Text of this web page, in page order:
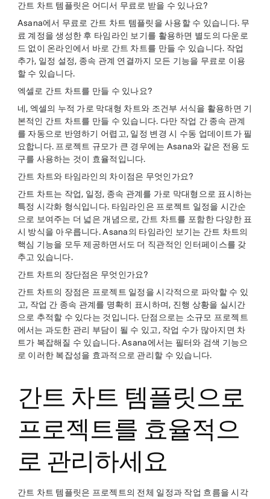
간트 차트 템플릿은 어디서 무료로 받을 수 있나요?
Asana에서 무료로 간트 차트 템플릿을 사용할 수 있습니다. 무
료 계정을 생성한 후 타임라인 보기를 활용하면 별도의 다운로
드 없이 온라인에서 바로 간트 차트를 만들 수 있습니다. 작업
추가, 일정 설정, 종속 관계 연결까지 모든 기능을 무료로 이용
할 수 있습니다.
엑셀로 간트 차트를 만들 수 있나요?
네, 엑셀의 누적 가로 막대형 차트와 조건부 서식을 활용하면 기
본적인 간트 차트를 만들 수 있습니다. 다만 작업 간 종속 관계
를 자동으로 반영하기 어렵고, 일정 변경 시 수동 업데이트가 필
요합니다. 프로젝트 규모가 큰 경우에는 Asana와 같은 전용 도
구를 사용하는 것이 효율적입니다.
간트 차트와 타임라인의 차이점은 무엇인가요?
간트 차트는 작업, 일정, 종속 관계를 가로 막대형으로 표시하는
특정 시각화 형식입니다. 타임라인은 프로젝트 일정을 시간순
으로 보여주는 더 넓은 개념으로, 간트 차트를 포함한 다양한 표
시 방식을 아우릅니다. Asana의 타임라인 보기는 간트 차트의
핵심 기능을 모두 제공하면서도 더 직관적인 인터페이스를 갖
추고 있습니다.
간트 차트의 장단점은 무엇인가요?
간트 차트의 장점은 프로젝트 일정을 시각적으로 파악할 수 있
고, 작업 간 종속 관계를 명확히 표시하며, 진행 상황을 실시간
으로 추적할 수 있다는 것입니다. 단점으로는 소규모 프로젝트
에서는 과도한 관리 부담이 될 수 있고, 작업 수가 많아지면 차
트가 복잡해질 수 있습니다. Asana에서는 필터와 검색 기능으
로 이러한 복잡성을 효과적으로 관리할 수 있습니다.
간트 차트 템플릿으로
프로젝트를 효율적으
로 관리하세요
간트 차트 템플릿은 프로젝트의 전체 일정과 작업 흐름을 시각